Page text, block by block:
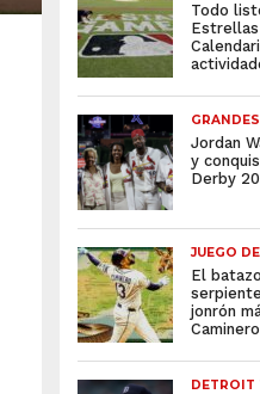
Todo
Jordan
y
Derby
JUEGO
El
jonrón
Caminero
DETROIT